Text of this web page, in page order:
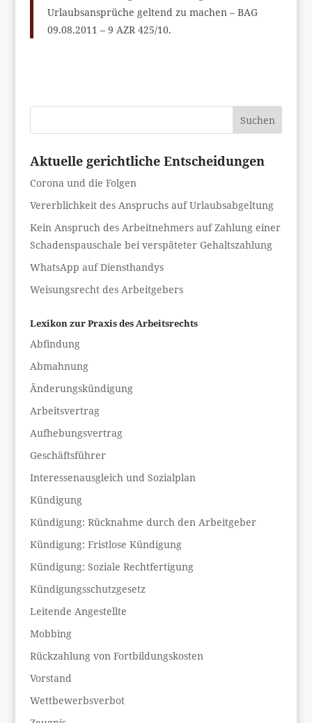
Urlaubsansprüche geltend zu machen – BAG
09.08.2011 – 9 AZR 425/10.
Suchen
Aktuelle gerichtliche Entscheidungen
Corona und die Folgen
Vererblichkeit des Anspruchs auf Urlaubsabgeltung
Kein Anspruch des Arbeitnehmers auf Zahlung einer
Schadenspauschale bei verspäteter Gehaltszahlung
WhatsApp auf Diensthandys
Weisungsrecht des Arbeitgebers
Lexikon zur Praxis des Arbeitsrechts
Abfindung
Abmahnung
Änderungskündigung
Arbeitsvertrag
Aufhebungsvertrag
Geschäftsführer
Interessenausgleich und Sozialplan
Kündigung
Kündigung: Rücknahme durch den Arbeitgeber
Kündigung: Fristlose Kündigung
Kündigung: Soziale Rechtfertigung
Kündigungsschutzgesetz
Leitende Angestellte
Mobbing
Rückzahlung von Fortbildungskosten
Vorstand
Wettbewerbsverbot